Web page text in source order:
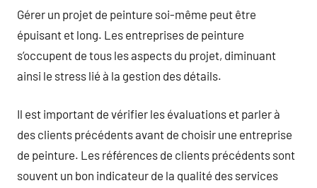
Gérer un projet de peinture soi-même peut être
épuisant et long. Les entreprises de peinture
s’occupent de tous les aspects du projet, diminuant
ainsi le stress lié à la gestion des détails.
Il est important de vérifier les évaluations et parler à
des clients précédents avant de choisir une entreprise
de peinture. Les références de clients précédents sont
souvent un bon indicateur de la qualité des services